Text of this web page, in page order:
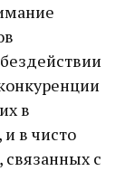
в
в чисто
с